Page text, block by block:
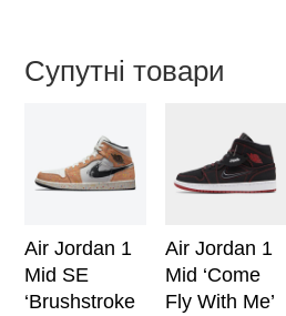
кількість
Супутні товари
Air Jordan 1
Mid SE
‘Brushstroke
Air Jordan 1
Mid ‘Come
Fly With Me’